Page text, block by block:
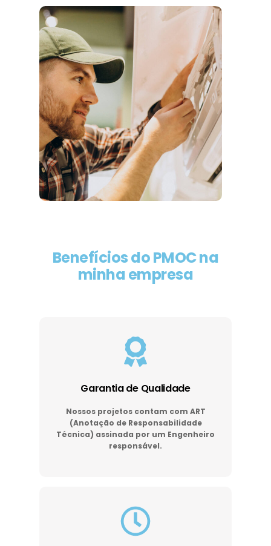
Benefícios do PMOC na
minha empresa
Garantia de Qualidade
Nossos projetos contam com ART
(Anotação de Responsabilidade
Técnica) assinada por um Engenheiro
responsável.